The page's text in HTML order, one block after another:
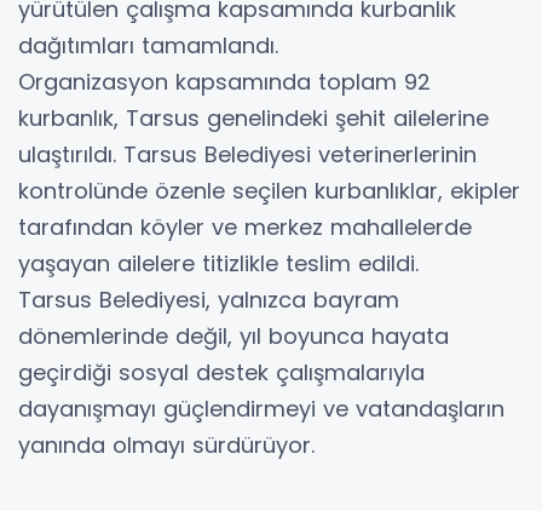
yürütülen çalışma kapsamında kurbanlık
dağıtımları tamamlandı.
Organizasyon kapsamında toplam 92
kurbanlık, Tarsus genelindeki şehit ailelerine
ulaştırıldı. Tarsus Belediyesi veterinerlerinin
kontrolünde özenle seçilen kurbanlıklar, ekipler
tarafından köyler ve merkez mahallelerde
yaşayan ailelere titizlikle teslim edildi.
Tarsus Belediyesi, yalnızca bayram
dönemlerinde değil, yıl boyunca hayata
geçirdiği sosyal destek çalışmalarıyla
dayanışmayı güçlendirmeyi ve vatandaşların
yanında olmayı sürdürüyor.